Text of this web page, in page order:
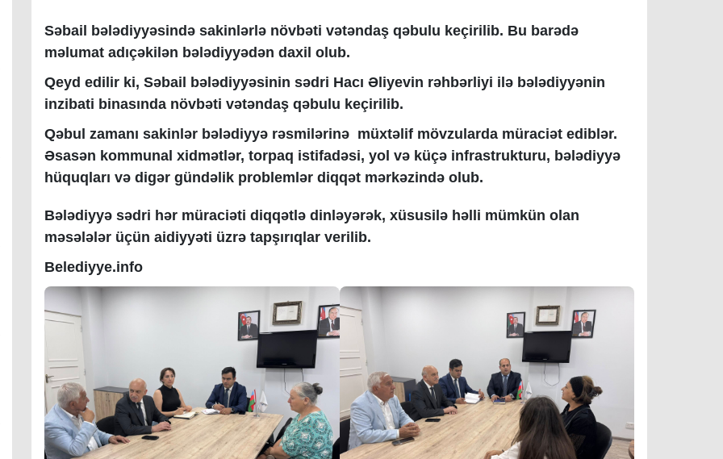
Səbail bələdiyyəsində sakinlərlə növbəti vətəndaş qəbulu keçirilib. Bu barədə
məlumat adıçəkilən bələdiyyədən daxil olub.
Qeyd edilir ki, Səbail bələdiyyəsinin sədri Hacı Əliyevin rəhbərliyi ilə bələdiyyənin
inzibati binasında növbəti vətəndaş qəbulu keçirilib.
Qəbul zamanı sakinlər bələdiyyə rəsmilərinə müxtəlif mövzularda müraciət ediblər.
Əsasən kommunal xidmətlər, torpaq istifadəsi, yol və küçə infrastrukturu, bələdiyyə
hüquqları və digər gündəlik problemlər diqqət mərkəzində olub.
Bələdiyyə sədri hər müraciəti diqqətlə dinləyərək, xüsusilə həlli mümkün olan
məsələlər üçün aidiyyəti üzrə tapşırıqlar verilib.
Belediyye.info